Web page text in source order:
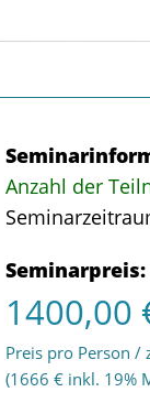
Anzahl der
Seminarpreis:
1400,00
Preis pro Person /
(1666 € inkl. 19%